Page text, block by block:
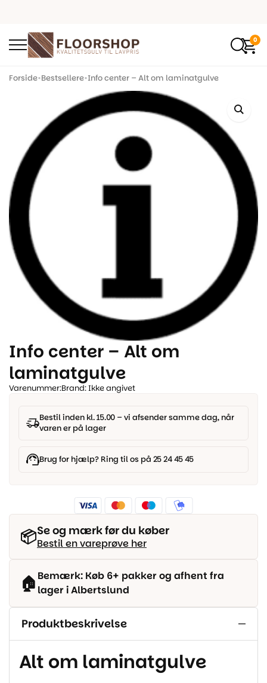
0
Forside•Bestsellere•Info center – Alt om laminatgulve
Info center – Alt om
laminatgulve
Varenummer:Brand: Ikke angivet
Bestil inden kl. 15.00 – vi afsender samme dag, når
varen er på lager
Brug for hjælp? Ring til os på 25 24 45 45
📦Se og mærk før du køber
Bestil en vareprøve her
🏠 Bemærk: Køb 6+ pakker og afhent fra
lager i Albertslund
Produktbeskrivelse
Alt om laminatgulve